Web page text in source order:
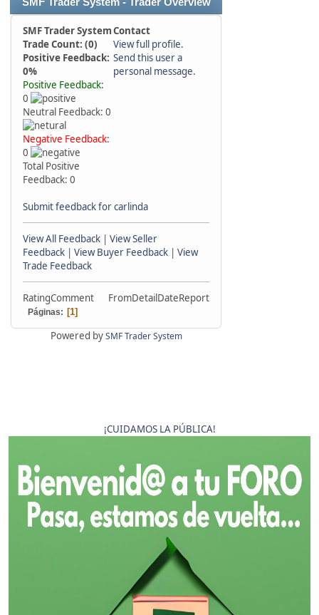
SMF Trader SystemContact
Trade Count: (0)
View full profile.
Positive Feedback:
0%
Send this user a
personal message.
Positive Feedback:
0
Neutral Feedback: 0
Negative Feedback:
0
Total Positive
Feedback: 0
Submit feedback for carlinda
View All Feedback | View Seller
Feedback | View Buyer Feedback | View
Trade Feedback
RatingComment FromDetailDateReport
Páginas 1
Powered bySMF Trader System
¡CUIDAMOS LA PÚBLICA!